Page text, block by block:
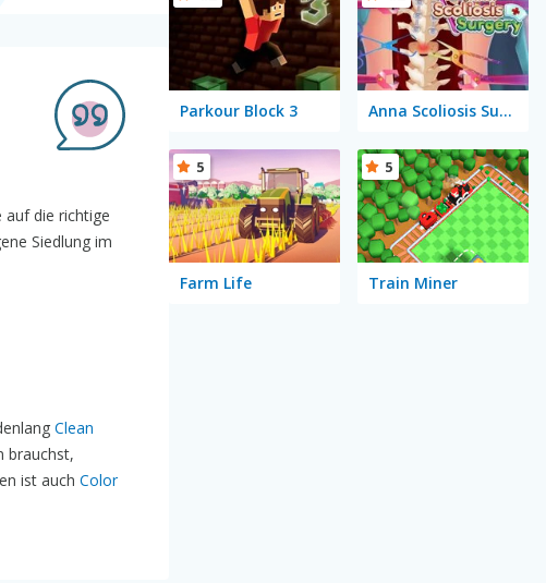
auf die richtige
Siedlung im
Clean
brauchst,
ist auch Color
Parkour Block 3 Anna Scoliosis Surgery
Farm Life
5
Train Miner
5